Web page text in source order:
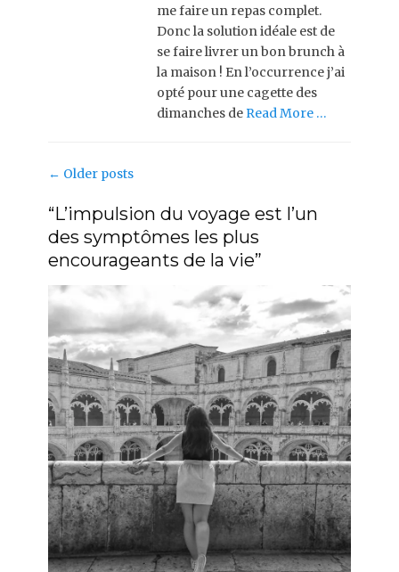
me faire un repas complet.
Donc la solution idéale est de
se faire livrer un bon brunch à
la maison ! En l’occurrence j’ai
opté pour une cagette des
dimanches de Read More …
Post
← Older posts
“L’impulsion du voyage est l’un
des symptômes les plus
encourageants de la vie”